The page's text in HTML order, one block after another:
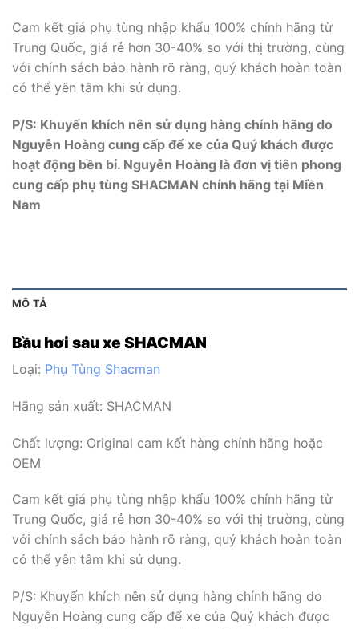
Cam kết giá phụ tùng nhập khẩu 100% chính hãng từ
Trung Quốc, giá rẻ hơn 30-40% so với thị trường, cùng
với chính sách bảo hành rõ ràng, quý khách hoàn toàn
có thể yên tâm khi sử dụng.
P/S: Khuyến khích nên sử dụng hàng chính hãng do
Nguyễn Hoàng cung cấp để xe của Quý khách được
hoạt động bền bỉ. Nguyễn Hoàng là đơn vị tiên phong
cung cấp phụ tùng SHACMAN chính hãng tại Miền
Nam
MÔ TẢ
Bầu hơi sau xe SHACMAN
Loại: Phụ Tùng Shacman
Hãng sản xuất: SHACMAN
Chất lượng: Original cam kết hàng chính hãng hoặc
OEM
Cam kết giá phụ tùng nhập khẩu 100% chính hãng từ
Trung Quốc, giá rẻ hơn 30-40% so với thị trường, cùng
với chính sách bảo hành rõ ràng, quý khách hoàn toàn
có thể yên tâm khi sử dụng.
P/S: Khuyến khích nên sử dụng hàng chính hãng do
Nguyễn Hoàng cung cấp để xe của Quý khách được